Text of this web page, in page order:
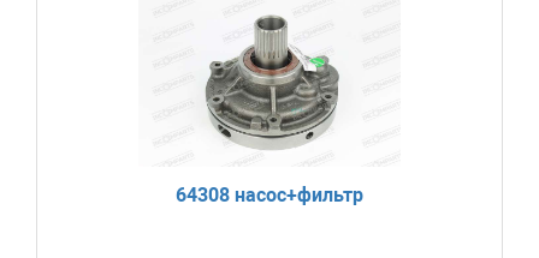
64308 насос+фильтр